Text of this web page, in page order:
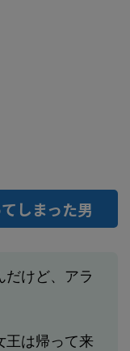
しまった男
だけど、アラ
王は帰って来